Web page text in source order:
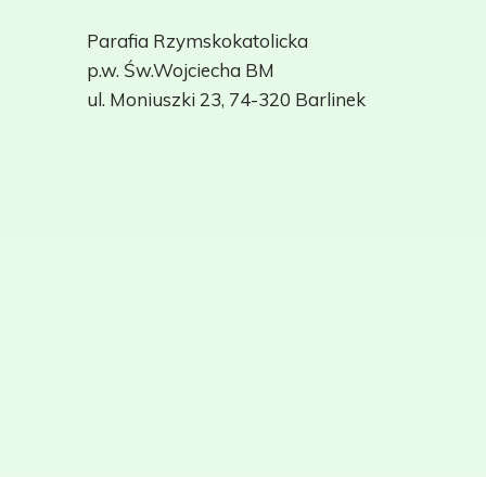
Parafia Rzymskokatolicka
p.w. Św.Wojciecha BM
ul. Moniuszki 23, 74-320 Barlinek